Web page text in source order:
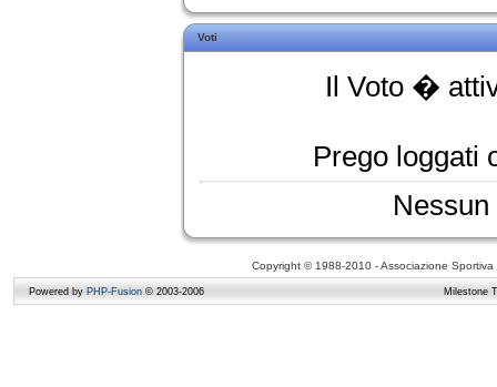
Voti
Il Voto �
Prego loggati
Copyright © 1988-2010 - Associazione
Powered by PHP-Fusion © 2003-2006 Milestone